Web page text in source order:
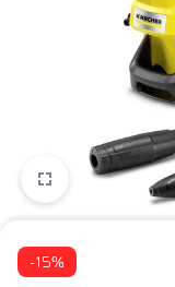
-15%